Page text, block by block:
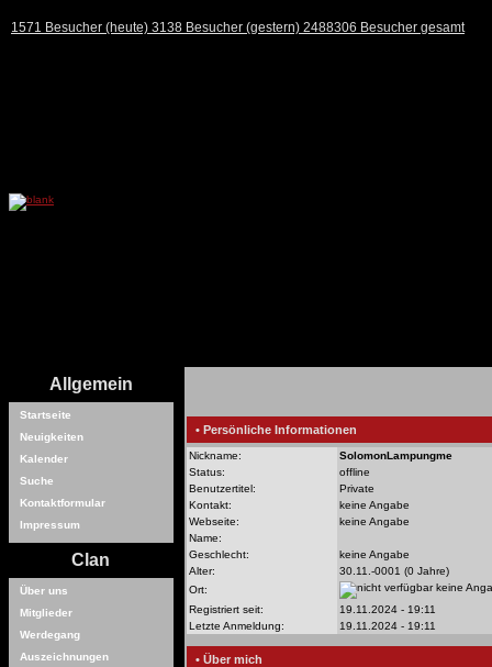
1571 Besucher (heute) 3138 Besucher (gestern) 2488306 Besucher gesamt
Allgemein
Startseite
Neuigkeiten
Kalender
Suche
Kontaktformular
Impressum
Clan
Über uns
Mitglieder
Werdegang
Auszeichnungen
• Persönliche Informationen
Nickname:
SolomonLampungme
Status:
offline
Benutzertitel:
Private
Kontakt:
keine Angabe
Webseite:
keine Angabe
Name:
Geschlecht:
keine Angabe
Alter:
30.11.-0001 (0 Jahre)
Ort:
keine
Registriert seit:
19.11.2024 - 19:11
Letzte Anmeldung:
19.11.2024 - 19:11
• Über mich